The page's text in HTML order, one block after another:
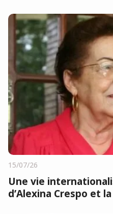
15/07/26
Une vie
d’Alexina Crespo et